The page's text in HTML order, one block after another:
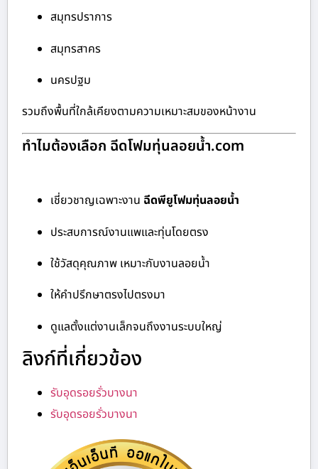
สมุทรปราการ
สมุทรสาคร
นครปฐม
รวมถึงพื้นที่ใกล้เคียงตามความเหมาะสมของหน้างาน
ทำไมต้องเลือก ฉีดโฟมทุ่นลอยน้ำ.com
เชี่ยวชาญเฉพาะงาน ฉีดพียูโฟมทุ่นลอยน้ำ
ประสบการณ์งานแพและทุ่นโดยตรง
ใช้วัสดุคุณภาพ เหมาะกับงานลอยน้ำ
ให้คำปรึกษาตรงไปตรงมา
ดูแลตั้งแต่งานเล็กจนถึงงานระบบใหญ่
ลิงก์ที่เกี่ยวข้อง
รับอุดรอยรั่วบางนา
รับอุดรอยรั่วบางนา